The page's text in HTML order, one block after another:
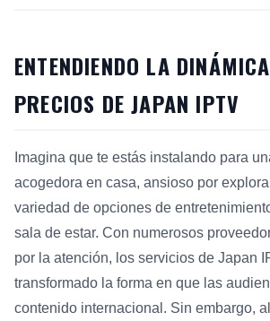
ENTENDIENDO LA
PRECIOS DE JAPAN IPTV
Imagina que te estás instalando para
acogedora en casa, ansioso por
variedad de opciones de
sala de estar. Con numerosos
por la atención, los servicios de Japan
transformado la forma en que las
contenido internacional. Sin embargo,